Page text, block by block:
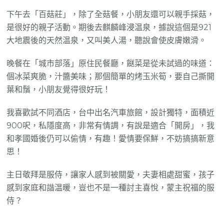
下午去「百菇莊」，除了全菇餐，小朋友還可以親手採菇，
是很好的親子活動。期後去麒麟峰浸温泉，據說這個是921
大地震後的天然温泉，又叫美人湯，聽說會使皮膚嫩滑。
晚餐在「城市部落」原住民餐廳，餸菜是從未試過的味道：
個冰菜爽脆，汁醬美味；那個簡單的烤玉米筍，要自己撕開
葉和鬚，小朋友覺得很好玩！
我喜歡試不同酒店，台中出名汽車旅館，設計獨特，面積近
900呎，私隱度高，非常有情調，有說是適合「開房」，我
和孝國婚後仍可以偷情，有趣！愛情要保鮮，不妨搞搞新意
思！
主日敬拜是服侍，讓家人感到被關愛，夫妻相處甜蜜，孩子
感到家庭和諧温暖，豈也不是一種討主喜悅，蒙主祝福的服
侍？